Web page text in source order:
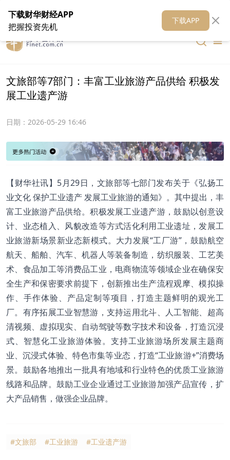
在线客服 关于我们 财华媒体矩阵 财华智库
文旅部等7部门：丰富工业旅游产品供给 积极发
展工业遗产游
日期： 2026-05-29 16:46
【财华社讯】5月29日，文旅部等七部门发布关于《​弘扬工
业文化 保护工业遗产 发展工业旅游的通知》。其中提出，丰
富工业旅游产品供给。积极发展工业遗产游，鼓励以创意设
计、业态植入、风貌改造等方式活化利用工业遗址，发展工
业旅游新场景新业态新模式。大力发展“工厂游”，鼓励航空
航天、船舶、汽车、机器人等装备制造，纺织服装、工艺美
术、食品加工等消费品工业，电商物流等领域企业在确保安
全生产和保密要求前提下，创新推出生产流程观摩、模拟操
作、手作体验、产品定制等项目，打造主题鲜明的观光工
厂。有序拓展工业智慧游，支持运用北斗、人工智能、超高
清视频、虚拟现实、自动驾驶等数字技术和设备，打造沉浸
式、智慧化工业旅游体验。支持工业旅游场所发展主题商
业、沉浸式体验、特色市集等业态，打造“工业旅游+”消费场
景。鼓励各地推出一批具有地域和行业特色的优质工业旅游
线路和品牌。鼓励工业企业通过工业旅游加强产品宣传，扩
大产品销售，做强企业品牌。
#文旅部 #工业旅游 #工业遗产游
下载财华财经APP
把握投资先机
下载APP